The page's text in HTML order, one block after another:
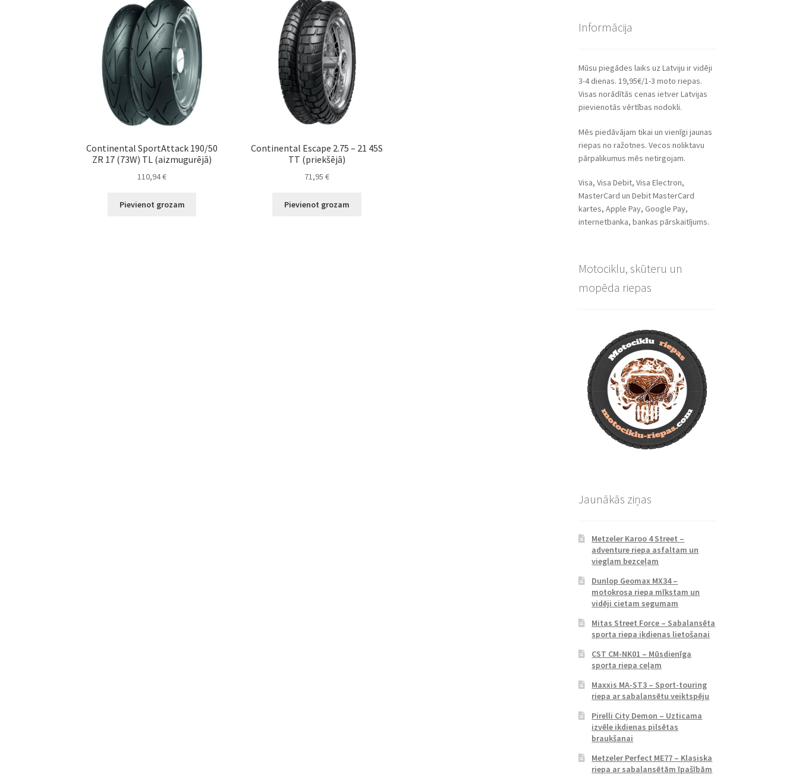
Continental SportAttack 190/50
ZR 17 (73W) TL (aizmugurējā)
110,94€
Pievienot grozam
Continental Escape 2.75 – 21 45S
TT (priekšējā)
71,95€
Pievienot grozam
Informācija
Mūsu piegādes laiks uz Latviju ir vidēji
3-4 dienas. 19,95€/1-3 moto riepas.
Visas norādītās cenas ietver Latvijas
pievienotās vērtības nodokli.
Mēs piedāvājam tikai un vienīgi jaunas
riepas no ražotnes. Vecos noliktavu
pārpalikumus mēs netirgojam.
Visa, Visa Debit, Visa Electron,
MasterCard un Debit MasterCard
kartes, Apple Pay, Google Pay,
internetbanka, bankas pārskaitījums.
Motociklu, skūteru un
mopēda riepas
Jaunākās ziņas
Metzeler Karoo 4 Street –
adventure riepa asfaltam un
vieglam bezceļam
Dunlop Geomax MX34 –
motokrosa riepa mīkstam un
vidēji cietam segumam
Mitas Street Force – Sabalansēta
sporta riepa ikdienas lietošanai
CST CM-NK01 – Mūsdienīga
sporta riepa ceļam
Maxxis MA-ST3 – Sport-touring
riepa ar sabalansētu veiktspēju
Pirelli City Demon – Uzticama
izvēle ikdienas pilsētas
braukšanai
Metzeler Perfect ME77 – Klasiska
riepa ar sabalansētām īpašībām